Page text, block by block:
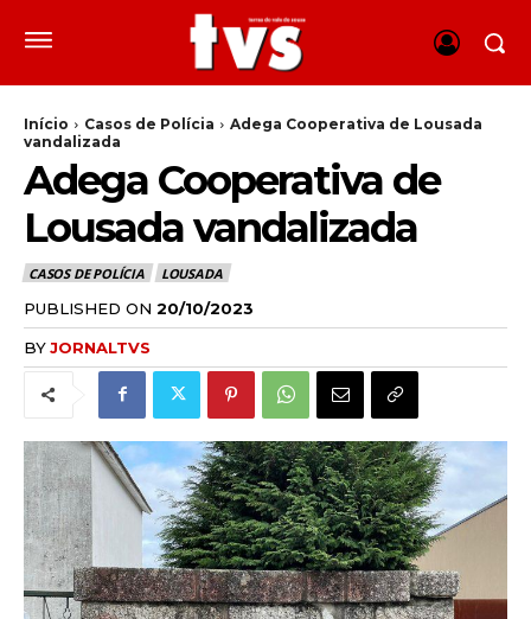
Início Casos de Polícia
Adega Cooperativa de Lousada
vandalizada
Adega Cooperativa de
Lousada vandalizada
CASOS DE POLÍCIA LOUSADA
PUBLISHED ON 20/10/2023
BYJORNALTVS